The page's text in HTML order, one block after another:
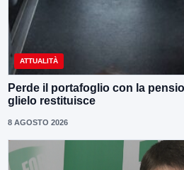
ATTUALITÀ
Perde il portafoglio con la
glielo restituisce
8 AGOSTO 2026